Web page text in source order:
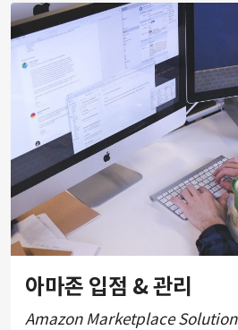
아마존 입점 & 관리
Amazon Marketplace Solution